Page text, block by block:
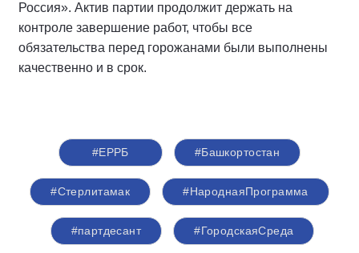
Россия». Актив партии продолжит держать на
контроле завершение работ, чтобы все
обязательства перед горожанами были выполнены
качественно и в срок.
#ЕРРБ #Башкортостан
#Стерлитамак #НароднаяПрограмма
#партдесант #ГородскаяСреда